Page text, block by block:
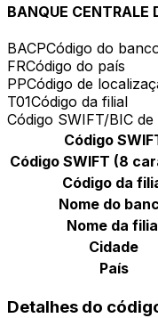
BANQUE CENTRALE
BACPCódigo do
FRCódigo do país
PPCódigo de
T01Código da filial
Código SWIFT/BIC
Código
Código SWIFT (8
Código da
Nome do
Nome da
Cidade
País
Detalhes do código